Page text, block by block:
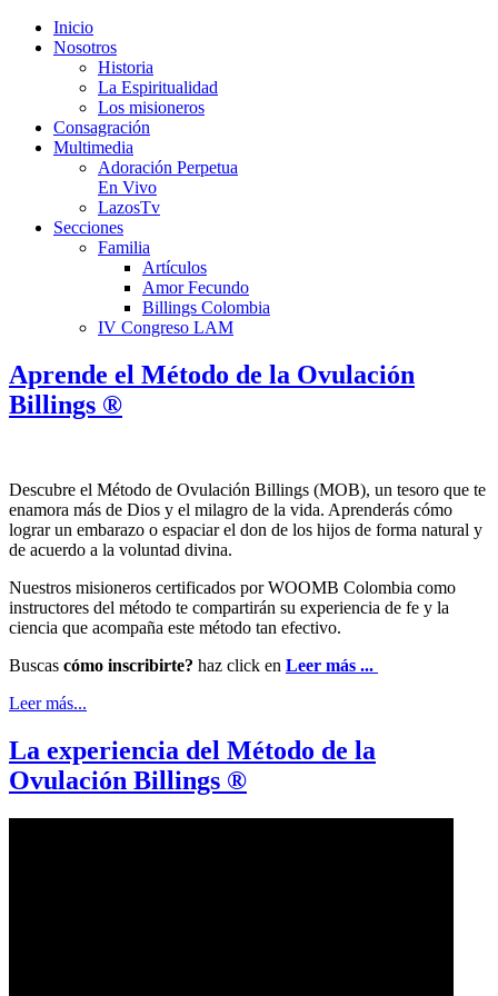
Inicio
Nosotros
Historia
La Espiritualidad
Los misioneros
Consagración
Multimedia
Adoración Perpetua
En Vivo
LazosTv
Secciones
Familia
Artículos
Amor Fecundo
Billings Colombia
IV Congreso LAM
Aprende el Método de la Ovulación
Billings ®
Descubre el Método de Ovulación Billings (MOB), un tesoro que te
enamora más de Dios y el milagro de la vida. Aprenderás cómo
lograr un embarazo o espaciar el don de los hijos de forma natural y
de acuerdo a la voluntad divina.
Nuestros misioneros certificados por WOOMB Colombia como
instructores del método te compartirán su experiencia de fe y la
ciencia que acompaña este método tan efectivo.
Buscas cómo inscribirte? haz click en Leer más ...
Leer más...
La experiencia del Método de la
Ovulación Billings ®